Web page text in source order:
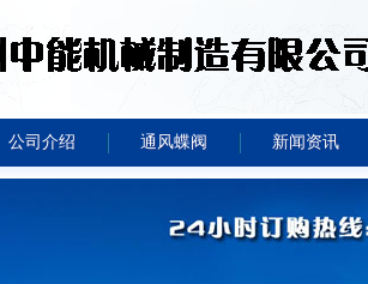
公司介绍 通风蝶阀 新闻资讯